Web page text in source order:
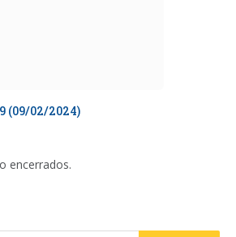
(09/02/2024)
encerrados.